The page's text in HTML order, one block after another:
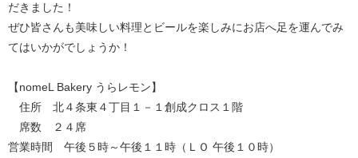
だきました！
ぜひ皆さんも美味しい料理とビールを楽しみにお店へ足を運んでみ
てはいかがでしょうか！
【nomeL Bakery うらレモン】
住所 北４条東４丁目１－１創成クロス１階
席数 ２４席
営業時間 午後５時～午後１１時（ＬＯ 午後１０時）